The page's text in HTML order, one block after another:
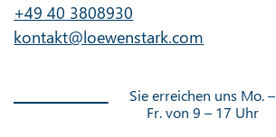
+49 40 3808930
kontakt@loewenstark.com
Sie erreichen uns Mo. –
Fr. von 9 – 17 Uhr